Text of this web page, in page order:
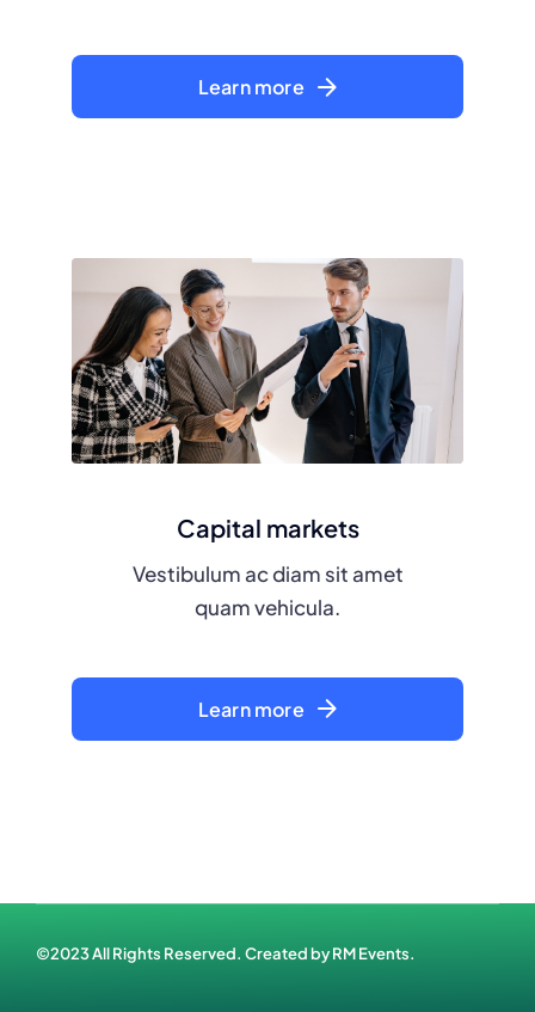
Learn more
Capital markets
Vestibulum ac diam sit amet
quam vehicula.
Learn more
©2023 All Rights Reserved. Created byRM Events.